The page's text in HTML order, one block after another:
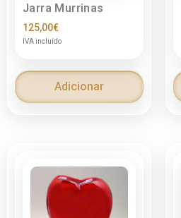
Jarra Murrinas
125,00€
IVA incluído
Adicionar